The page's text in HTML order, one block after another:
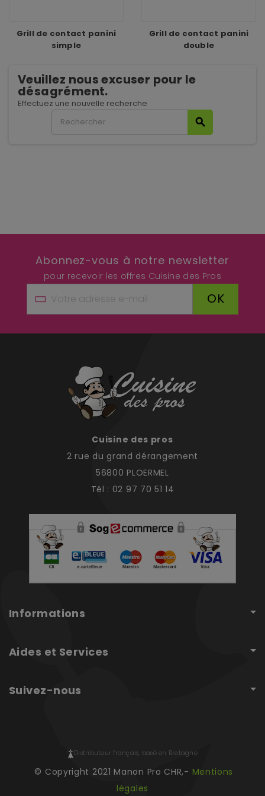
Grill de contact panini
simple
Grill de contact panini
double
Veuillez nous excuser pour le
désagrément.
Effectuez une nouvelle recherche
search
Abonnez-vous à notre newsletter
pour recevoir les offres Cuisine des Pros
OK
Cuisine des pros
2 rue du grand dérangement
56800 PLOERMEL
Tél : 02 97 70 51 14
Informations
Aides et Services
Suivez-nous
Distributeur français, basé en Bretagne
© Copyright 2021 Manon Pro CHR,- Mentions
légales